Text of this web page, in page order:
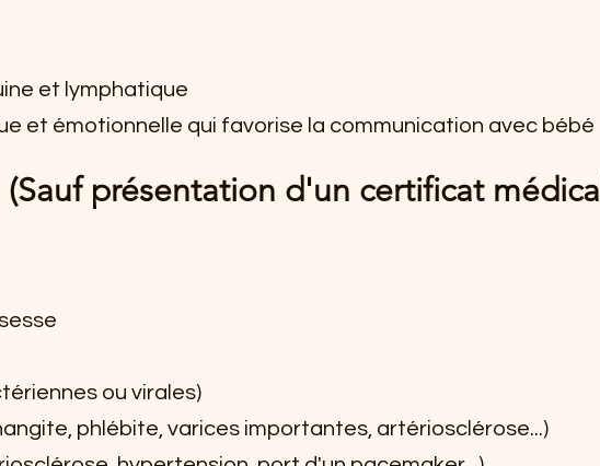
et lymphatique
et émotionnelle qui favorise la communication avec bébé
présentation d'un certificat médical
ou virales)
phlébite, varices importantes, artériosclérose...)